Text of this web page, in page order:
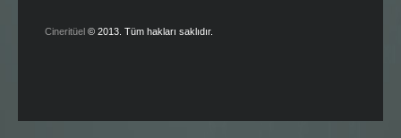
Cineritüel © 2013. Tüm hakları saklıdır.